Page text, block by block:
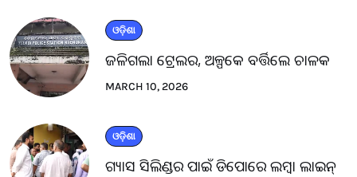
ଓଡ଼ିଶା
ଜଳିଗଲା ଟ୍ରେଲର, ଅଳ୍ପକେ ବର୍ତ୍ତିଲେ ଚାଳକ
MARCH 10, 2026
ଓଡ଼ିଶା
ଗ୍ୟାସ ସିଲିଣ୍ଡର ପାଇଁ ଡିପୋରେ ଲମ୍ବା ଲାଇନ୍